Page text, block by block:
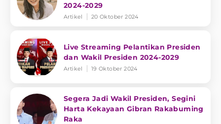
2024-2029
Artikel 20 Oktober 2024
Live Streaming Pelantikan Presiden
dan Wakil Presiden 2024-2029
Artikel 19 Oktober 2024
Segera Jadi Wakil Presiden, Segini
Harta Kekayaan Gibran Rakabuming
Raka